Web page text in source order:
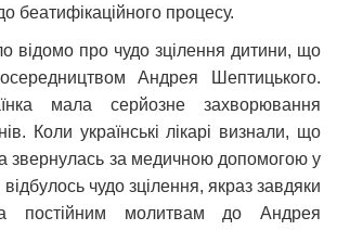
беатифікаційного процесу.
відомо про чудо зцілення дитини, що
Андрея Шептицького.
мала серйозне захворювання
Коли українські лікарі визнали, що
звернулась за медичною допомогою у
чудо зцілення, якраз завдяки
постійним молитвам до Андрея